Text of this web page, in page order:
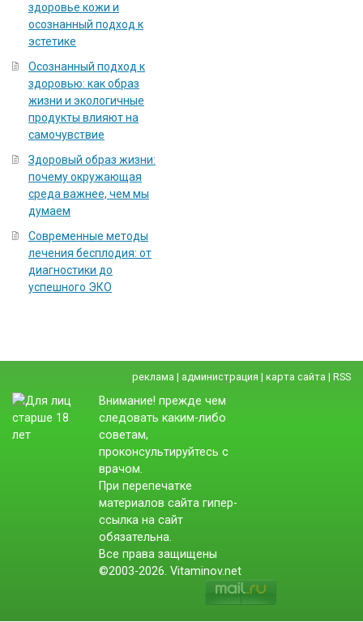
здоровье кожи и
осознанный подход к
эстетике
Осознанный подход к
здоровью: как образ
жизни и экологичные
продукты влияют на
самочувствие
Здоровый образ жизни:
почему окружающая
среда важнее, чем мы
думаем
Современные методы
лечения бесплодия: от
диагностики до
успешного ЭКО
реклама | администрация | карта сайта | RSS
Внимание! прежде чем
следовать каким-либо
советам,
проконсультируйтесь с
врачом.
При перепечатке
материалов сайта гипер-
ссылка на сайт
обязательна.
Все права защищены
©2003-2026. Vitaminov.net